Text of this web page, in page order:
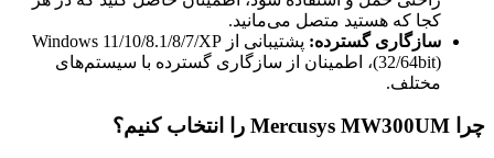
کجا که هستید متصل می‌مانید.
سازگاری گسترده:
پشتیبانی از Windows 11/10/8.1/8/7/XP
(32/64bit)، اطمینان از سازگاری گسترده با سیستم‌های
مختلف.
چرا Mercusys MW300UM را انتخاب کنیم؟